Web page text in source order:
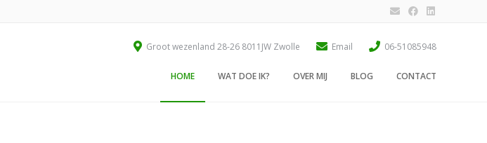
Groot wezenland 28-26 8011JW Zwolle Email 06-51085948
HOME WAT DOE IK? OVER MIJ BLOG CONTACT